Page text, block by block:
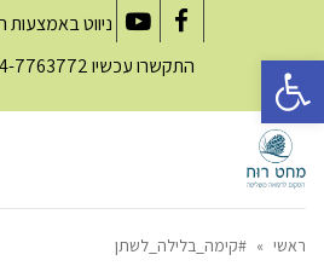
Facebook
YouTube
ניווט באמצעות
התקשרו עכשיו7763772
ראשי » #קימה_בלילה_לשתן
פתח סרגל נגישות